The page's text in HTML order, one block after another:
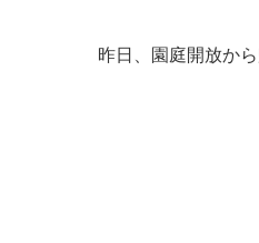
昨日、園庭開放か